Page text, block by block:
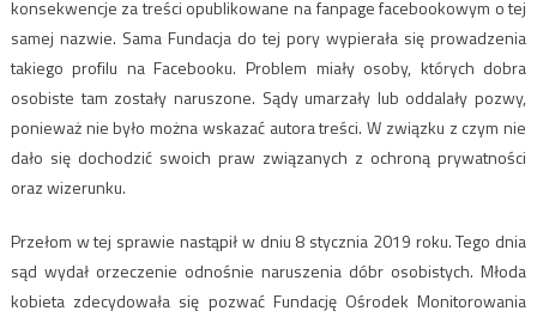
konsekwencje za treści opublikowane na fanpage facebookowym o tej
samej nazwie. Sama Fundacja do tej pory wypierała się prowadzenia
takiego profilu na Facebooku. Problem miały osoby, których dobra
osobiste tam zostały naruszone. Sądy umarzały lub oddalały pozwy,
ponieważ nie było można wskazać autora treści. W związku z czym nie
dało się dochodzić swoich praw związanych z ochroną prywatności
oraz wizerunku.
Przełom w tej sprawie nastąpił w dniu 8 stycznia 2019 roku. Tego dnia
sąd wydał orzeczenie odnośnie naruszenia dóbr osobistych. Młoda
kobieta zdecydowała się pozwać Fundację Ośrodek Monitorowania